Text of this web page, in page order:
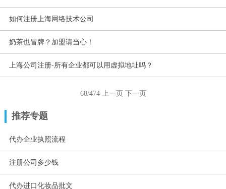
如何注册上海网络技术公司
奶茶也冒牌？加盟请当心！
上海公司注册-所有企业都可以用虚拟地址吗？
68/474 上一页 下一页
推荐专题
代办企业执照流程
注册公司多少钱
代办进口化妆品批文